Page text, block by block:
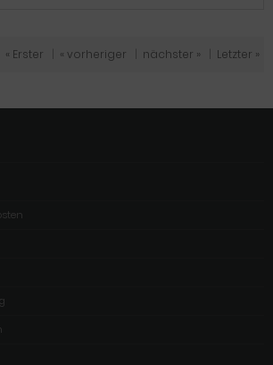
« Erster « vorheriger nächster » Letzter »